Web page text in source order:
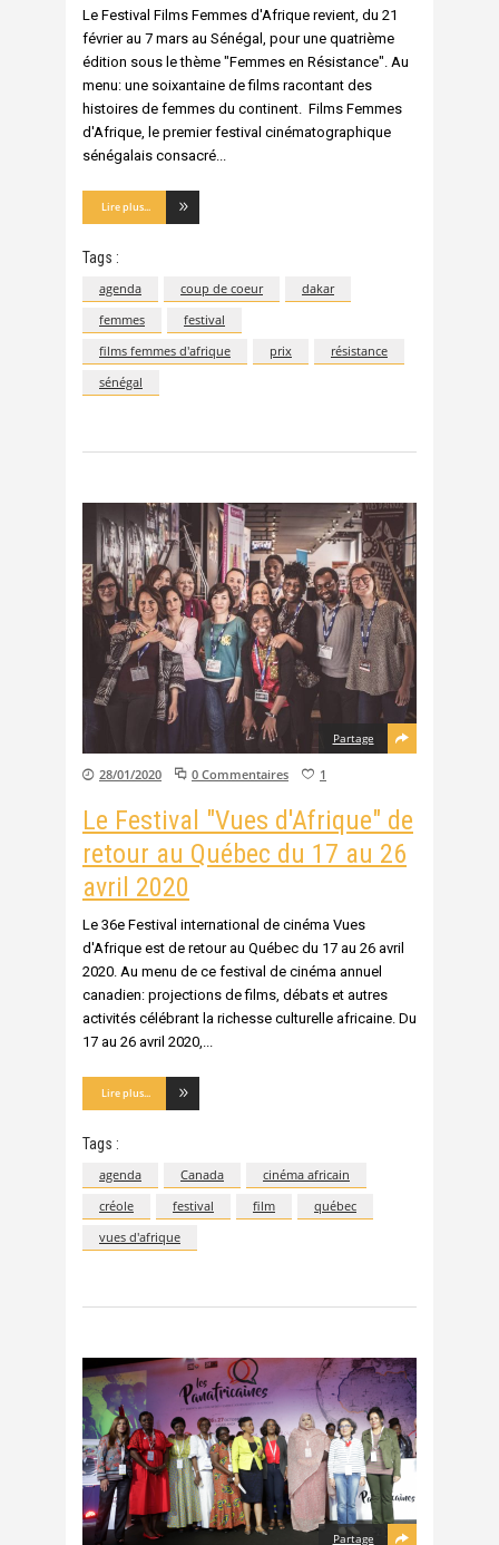
Le Festival Films Femmes d'Afrique revient, du 21
février au 7 mars au Sénégal, pour une quatrième
édition sous le thème "Femmes en Résistance". Au
menu: une soixantaine de films racontant des
histoires de femmes du continent. Films Femmes
d'Afrique, le premier festival cinématographique
sénégalais consacré
Lire plus...
Tags :
agenda coup de coeur
dakar
femmes
festival
films femmes d'afrique
prix
résistance
sénégal
Partage
28/01/2020 0 Commentaires 1
Le Festival "Vues d'Afrique" de
retour au Québec du 17 au 26
avril 2020
Le 36e Festival international de cinéma Vues
d'Afrique est de retour au Québec du 17 au 26 avril
2020. Au menu de ce festival de cinéma annuel
canadien: projections de films, débats et autres
activités célébrant la richesse culturelle africaine. Du
17 au 26 avril 2020,
Lire plus...
Tags :
agenda Canada
cinéma africain
créole
festival film
québec
vues d'afrique
Partage